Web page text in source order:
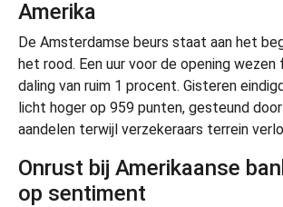
Amerika
De Amsterdamse beurs staat aan het
het rood. Een uur voor de opening
daling van ruim 1 procent. Gisteren
licht hoger op 959 punten, gesteund
aandelen terwijl verzekeraars terrein
Onrust bij Amerikaanse
op sentiment